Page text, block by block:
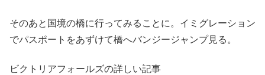
そのあと国境の橋に行ってみることに。イミグレーション
でパスポートをあずけて橋へバンジージャンプ見る。
ビクトリアフォールズの詳しい記事